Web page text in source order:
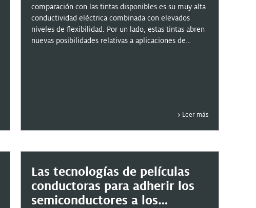
comparación con las tintas disponibles es su muy alta
conductividad eléctrica combinada con elevados
niveles de flexibilidad. Por un lado, estas tintas abren
nuevas posibilidades relativas a aplicaciones de
Leer más
Las tecnologías de películas
conductoras para adherir los
semiconductores a los